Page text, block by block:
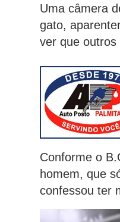
Uma câmera
gato,
ver que
Conforme o
homem, que
confessou ter